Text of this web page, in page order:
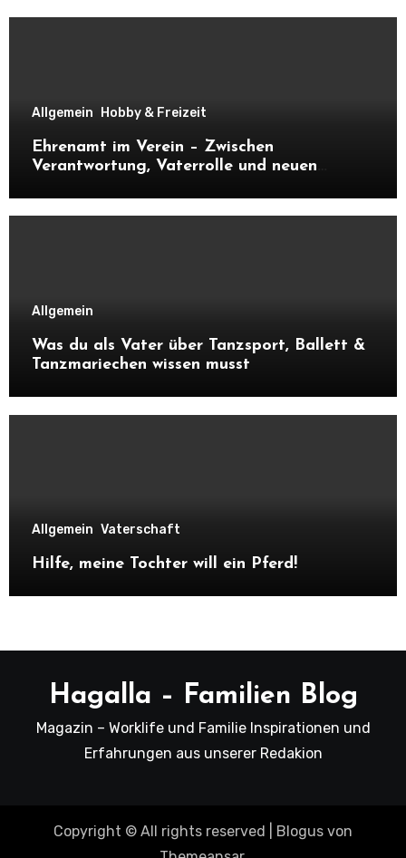
Allgemein Hobby & Freizeit
Ehrenamt im Verein – Zwischen
Verantwortung, Vaterrolle und neuen
Allgemein
Was du als Vater über Tanzsport, Ballett &
Tanzmariechen wissen musst
Allgemein Vaterschaft
Hilfe, meine Tochter will ein Pferd!
Hagalla – Familien Blog
Magazin – Worklife und Familie Inspirationen und
Erfahrungen aus unserer Redakion
Copyright © All rights reserved Blogus von